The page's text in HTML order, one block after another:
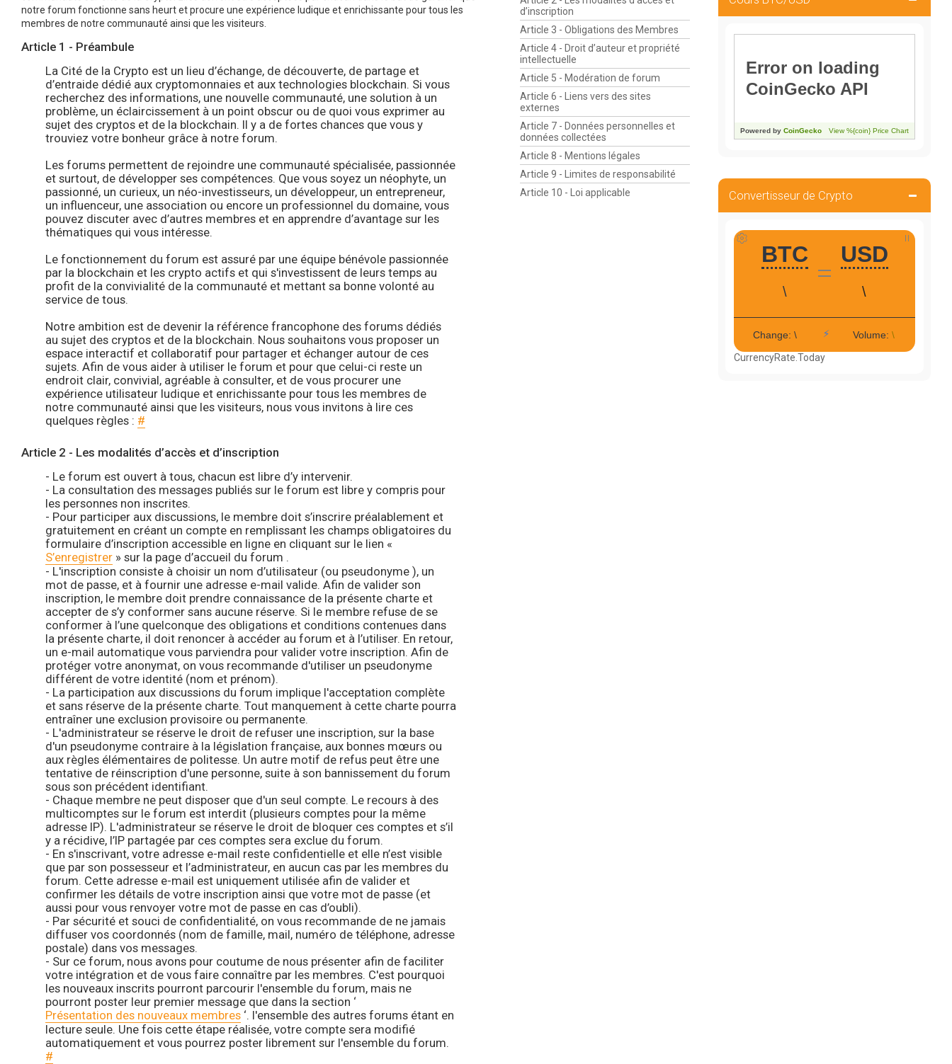
d’inscription
Article 3 - Obligations des Membres
Article 4 - Droit d’auteur et propriété
intellectuelle
Article 5 - Modération de forum
Article 6 - Liens vers des sites
externes
Article 7 - Données personnelles et
données collectées
Article 8 - Mentions légales
Article 9 - Limites de responsabilité
Article 10 - Loi applicable
notre forum fonctionne sans heurt et procure une expérience ludique et enrichissante pour tous les
membres de notre communauté ainsi que les visiteurs.
Article 1 - Préambule
La Cité de la Crypto est un lieu d’échange, de découverte, de partage et
d’entraide dédié aux cryptomonnaies et aux technologies blockchain. Si vous
recherchez des informations, une nouvelle communauté, une solution à un
problème, un éclaircissement à un point obscur ou de quoi vous exprimer au
sujet des cryptos et de la blockchain. Il y a de fortes chances que vous y
trouviez votre bonheur grâce à notre forum.
Les forums permettent de rejoindre une communauté spécialisée, passionnée
et surtout, de développer ses compétences. Que vous soyez un néophyte, un
passionné, un curieux, un néo-investisseurs, un développeur, un entrepreneur,
un influenceur, une association ou encore un professionnel du domaine, vous
pouvez discuter avec d’autres membres et en apprendre d’avantage sur les
thématiques qui vous intéresse.
Le fonctionnement du forum est assuré par une équipe bénévole passionnée
par la blockchain et les crypto actifs et qui s'investissent de leurs temps au
profit de la convivialité de la communauté et mettant sa bonne volonté au
service de tous.
Notre ambition est de devenir la référence francophone des forums dédiés
au sujet des cryptos et de la blockchain. Nous souhaitons vous proposer un
espace interactif et collaboratif pour partager et échanger autour de ces
sujets. Afin de vous aider à utiliser le forum et pour que celui-ci reste un
endroit clair, convivial, agréable à consulter, et de vous procurer une
expérience utilisateur ludique et enrichissante pour tous les membres de
notre communauté ainsi que les visiteurs, nous vous invitons à lire ces
quelques règles : #
Article 2 - Les modalités d’accès et d’inscription
- Le forum est ouvert à tous, chacun est libre d’y intervenir.
- La consultation des messages publiés sur le forum est libre y compris pour
les personnes non inscrites.
- Pour participer aux discussions, le membre doit s’inscrire préalablement et
gratuitement en créant un compte en remplissant les champs obligatoires du
formulaire d’inscription accessible en ligne en cliquant sur le lien «
S’enregistrer» sur la page d’accueil du forum .
- L'inscription consiste à choisir un nom d’utilisateur (ou pseudonyme ), un
mot de passe, et à fournir une adresse e-mail valide. Afin de valider son
inscription, le membre doit prendre connaissance de la présente charte et
accepter de s’y conformer sans aucune réserve. Si le membre refuse de se
conformer à l’une quelconque des obligations et conditions contenues dans
la présente charte, il doit renoncer à accéder au forum et à l’utiliser. En retour,
un e-mail automatique vous parviendra pour valider votre inscription. Afin de
protéger votre anonymat, on vous recommande d'utiliser un pseudonyme
différent de votre identité (nom et prénom).
- La participation aux discussions du forum implique l'acceptation complète
et sans réserve de la présente charte. Tout manquement à cette charte pourra
entraîner une exclusion provisoire ou permanente.
- L'administrateur se réserve le droit de refuser une inscription, sur la base
d'un pseudonyme contraire à la législation française, aux bonnes mœurs ou
aux règles élémentaires de politesse. Un autre motif de refus peut être une
tentative de réinscription d'une personne, suite à son bannissement du forum
sous son précédent identifiant.
- Chaque membre ne peut disposer que d'un seul compte. Le recours à des
multicomptes sur le forum est interdit (plusieurs comptes pour la même
adresse IP). L'administrateur se réserve le droit de bloquer ces comptes et s’il
y a récidive, l’IP partagée par ces comptes sera exclue du forum.
- En s'inscrivant, votre adresse e-mail reste confidentielle et elle n’est visible
que par son possesseur et l’administrateur, en aucun cas par les membres du
forum. Cette adresse e-mail est uniquement utilisée afin de valider et
confirmer les détails de votre inscription ainsi que votre mot de passe (et
aussi pour vous renvoyer votre mot de passe en cas d’oubli).
- Par sécurité et souci de confidentialité, on vous recommande de ne jamais
diffuser vos coordonnés (nom de famille, mail, numéro de téléphone, adresse
postale) dans vos messages.
- Sur ce forum, nous avons pour coutume de nous présenter afin de faciliter
votre intégration et de vous faire connaître par les membres. C'est pourquoi
les nouveaux inscrits pourront parcourir l'ensemble du forum, mais ne
pourront poster leur premier message que dans la section ‘
Présentation des nouveaux membres‘. l'ensemble des autres forums étant en
lecture seule. Une fois cette étape réalisée, votre compte sera modifié
automatiquement et vous pourrez poster librement sur l'ensemble du forum.
#
Convertisseur de Crypto
CurrencyRate.Today